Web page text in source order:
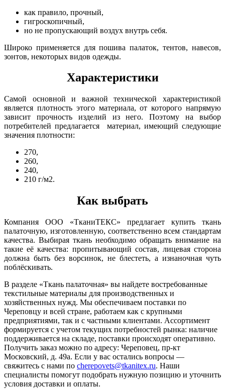
как правило, прочный,
гигроскопичный,
но не пропускающий воздух внутрь себя.
Широко применяется для пошива палаток, тентов, навесов,
зонтов, некоторых видов одежды.
Характеристики
Самой основной и важной технической характеристикой
является плотность этого материала, от которого напрямую
зависит прочность изделий из него. Поэтому на выбор
потребителей предлагается материал, имеющий следующие
значения плотности:
270,
260,
240,
210 г/м2.
Как выбрать
Компания ООО «ТканиТЕКС» предлагает купить ткань
палаточную, изготовленную, соответственно всем стандартам
качества. Выбирая ткань необходимо обращать внимание на
такие её качества: пропитывающий состав, лицевая сторона
должна быть без ворсинок, не блестеть, а изнаночная чуть
поблёскивать.
В разделе «Ткань палаточная» вы найдете востребованные
текстильные материалы для производственных и
хозяйственных нужд. Мы обеспечиваем поставки по
Череповцу и всей стране, работаем как с крупными
предприятиями, так и с частными клиентами. Ассортимент
формируется с учетом текущих потребностей рынка: наличие
поддерживается на складе, поставки происходят оперативно.
Получить заказ можно по адресу: Череповец, пр-кт
Московский, д. 49а. Если у вас остались вопросы —
свяжитесь с нами по cherepovets@tkanitex.ru. Наши
специалисты помогут подобрать нужную позицию и уточнить
условия доставки и оплаты.